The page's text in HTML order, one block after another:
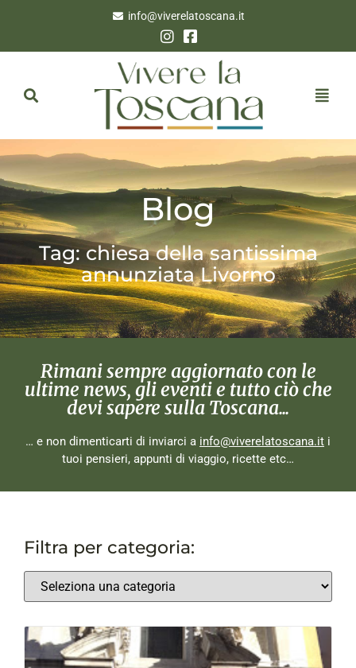
info@viverelatoscana.it
Blog
Tag: chiesa della santissima
annunziata Livorno
Rimani sempre aggiornato con le
ultime news, gli eventi e tutto ciò che
devi sapere sulla Toscana...
… e non dimenticarti di inviarci a info@viverelatoscana.it i
tuoi pensieri, appunti di viaggio, ricette etc…
Filtra per categoria: